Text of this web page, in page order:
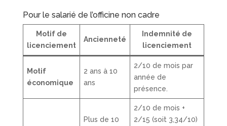
Pour le salarié de l’officine non cadre
Motif de
licenciement
Ancienneté
Indemnité de
licenciement
Motif
économique
2 ans à 10
ans
2/10 de mois par
année de
présence.
Plus de 10
2/10 de mois +
2/15 (soit 3,34/10)